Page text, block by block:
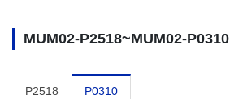
MUM02-P2518~MUM02-P0310
P2518 P0310